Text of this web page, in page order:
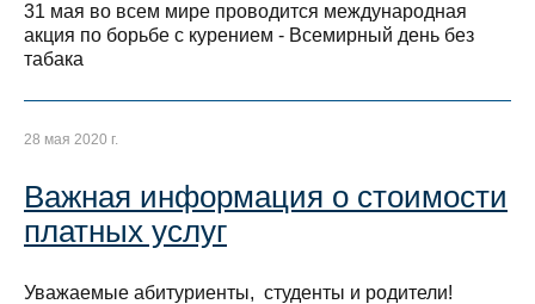
31 мая во всем мире проводится международная
акция по борьбе с курением - Всемирный день без
табака
28 мая 2020 г.
Важная информация о стоимости
платных услуг
Уважаемые абитуриенты, студенты и родители!